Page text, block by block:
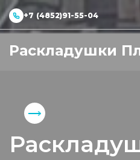
+7 (4852)91-55-04
Раскладушки